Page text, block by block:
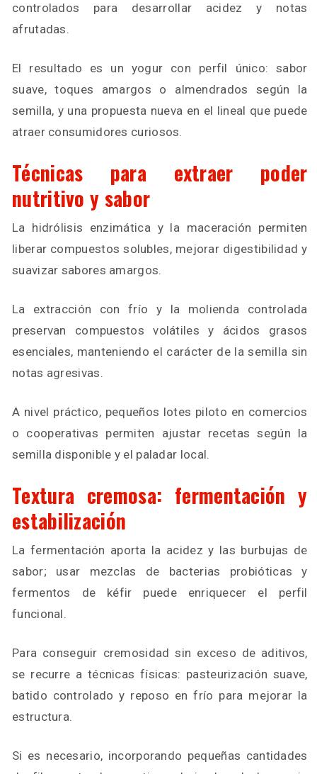
controlados para desarrollar acidez y notas
afrutadas.
El resultado es un yogur con perfil único: sabor
suave, toques amargos o almendrados según la
semilla, y una propuesta nueva en el lineal que puede
atraer consumidores curiosos.
Técnicas para extraer poder
nutritivo y sabor
La hidrólisis enzimática y la maceración permiten
liberar compuestos solubles, mejorar digestibilidad y
suavizar sabores amargos.
La extracción con frío y la molienda controlada
preservan compuestos volátiles y ácidos grasos
esenciales, manteniendo el carácter de la semilla sin
notas agresivas.
A nivel práctico, pequeños lotes piloto en comercios
o cooperativas permiten ajustar recetas según la
semilla disponible y el paladar local.
Textura cremosa: fermentación y
estabilización
La fermentación aporta la acidez y las burbujas de
sabor; usar mezclas de bacterias probióticas y
fermentos de kéfir puede enriquecer el perfil
funcional.
Para conseguir cremosidad sin exceso de aditivos,
se recurre a técnicas físicas: pasteurización suave,
batido controlado y reposo en frío para mejorar la
estructura.
Si es necesario, incorporando pequeñas cantidades